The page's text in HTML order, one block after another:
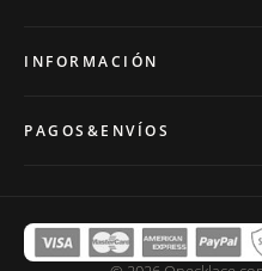
INFORMACIÓN
PAGOS&ENVÍOS